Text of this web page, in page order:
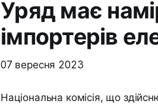
Уряд має
імпортерів
07 вересня 2023
Національна комісія, що